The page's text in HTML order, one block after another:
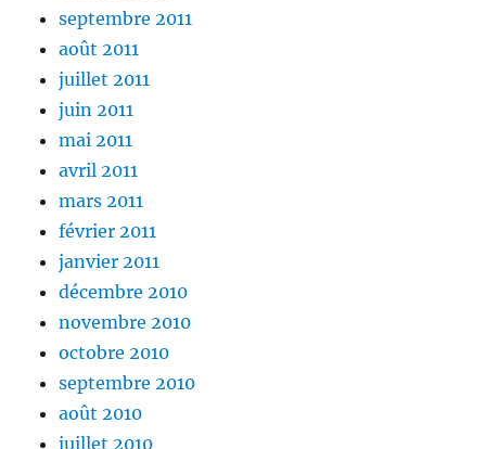
septembre 2011
août 2011
juillet 2011
juin 2011
mai 2011
avril 2011
mars 2011
février 2011
janvier 2011
décembre 2010
novembre 2010
octobre 2010
septembre 2010
août 2010
juillet 2010